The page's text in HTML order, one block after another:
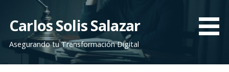
contenido
Carlos Solis Salazar
Asegurando tu Transformación Digital